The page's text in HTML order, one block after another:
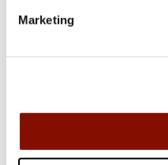
Marketing